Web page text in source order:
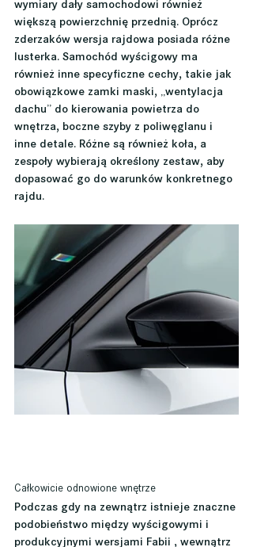
wymiary dały samochodowi również
większą powierzchnię przednią. Oprócz
zderzaków wersja rajdowa posiada różne
lusterka. Samochód wyścigowy ma
również inne specyficzne cechy, takie jak
obowiązkowe zamki maski, „wentylacja
dachu” do kierowania powietrza do
wnętrza, boczne szyby z poliwęglanu i
inne detale. Różne są również koła, a
zespoły wybierają określony zestaw, aby
dopasować go do warunków konkretnego
rajdu.
Całkowicie odnowione wnętrze
Podczas gdy na zewnątrz istnieje znaczne
podobieństwo między wyścigowymi i
produkcyjnymi wersjami Fabii , wewnątrz